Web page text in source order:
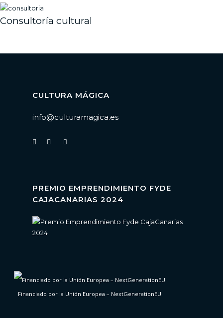
Consultoría cultural
CULTURA MÁGICA
info@culturamagica.es
PREMIO EMPRENDIMIENTO FYDE
CAJACANARIAS 2024
Financiado por la Unión Europea – NextGenerationEU